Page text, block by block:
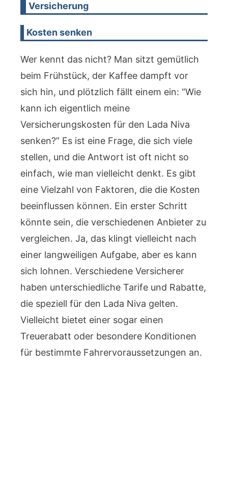
Versicherung
Kosten senken
Wer kennt das nicht? Man sitzt gemütlich
beim Frühstück, der Kaffee dampft vor
sich hin, und plötzlich fällt einem ein: “Wie
kann ich eigentlich meine
Versicherungskosten für den Lada Niva
senken?” Es ist eine Frage, die sich viele
stellen, und die Antwort ist oft nicht so
einfach, wie man vielleicht denkt. Es gibt
eine Vielzahl von Faktoren, die die Kosten
beeinflussen können. Ein erster Schritt
könnte sein, die verschiedenen Anbieter zu
vergleichen. Ja, das klingt vielleicht nach
einer langweiligen Aufgabe, aber es kann
sich lohnen. Verschiedene Versicherer
haben unterschiedliche Tarife und Rabatte,
die speziell für den Lada Niva gelten.
Vielleicht bietet einer sogar einen
Treuerabatt oder besondere Konditionen
für bestimmte Fahrervoraussetzungen an.